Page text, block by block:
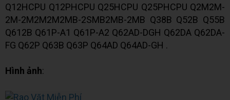
Q12HCPU Q12PHCPU Q25HCPU Q25PHCPU Q2M2M-
2M-2M2M2M2MB-2SMB2MB-2MB Q38B Q52B Q55B
Q612B Q61P-A1 Q61P-A2 Q62AD-DGH Q62DA Q62DA-
FG Q62P Q63B Q63P Q64AD Q64AD-GH .
Hình ảnh: